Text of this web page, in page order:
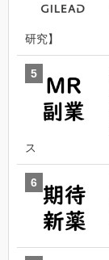
研究】
ス